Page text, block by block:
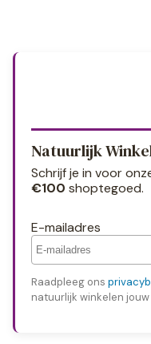
Natuurlijk
Schrijf je in voor
€100 shoptegoed.
E-mailadres
Raadpleeg ons
natuurlijk winkelen